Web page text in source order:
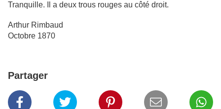
Tranquille. Il a deux trous rouges au côté droit.
Arthur Rimbaud
Octobre 1870
Partager